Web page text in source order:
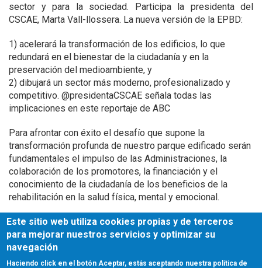
sector y para la sociedad. Participa la presidenta del
CSCAE, Marta Vall-llossera. La nueva versión de la EPBD:
1) acelerará la transformación de los edificios, lo que
redundará en el bienestar de la ciudadanía y en la
preservación del medioambiente, y
2) dibujará un sector más moderno, profesionalizado y
competitivo. @presidentaCSCAE señala todas las
implicaciones en este reportaje de ABC
Para afrontar con éxito el desafío que supone la
transformación profunda de nuestro parque edificado serán
fundamentales el impulso de las Administraciones, la
colaboración de los promotores, la financiación y el
conocimiento de la ciudadanía de los beneficios de la
rehabilitación en la salud física, mental y emocional.
Más información
Este sitio web utiliza cookies propias y de terceros
para mejorar nuestros servicios y optimizar su
navegación
Haciendo click en el botón Aceptar, estás aceptando nuestra política de